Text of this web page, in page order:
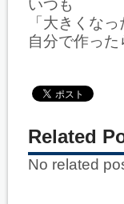
いつも
「大きくなっ
自分で作った
Related
No related